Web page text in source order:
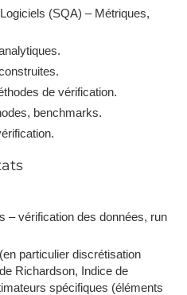
(SQA) – Métriques,
de vérification.
benchmarks.
– vérification des données, run
particulier discrétisation
Richardson, Indice de
spécifiques (éléments